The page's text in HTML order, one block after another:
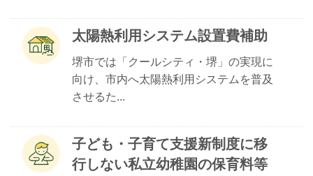
太陽熱利用システム設置費補助
堺市では「クールシティ・堺」の実現に
向け、市内へ太陽熱利用システムを普及
させるた...
子ども・子育て支援新制度に移
行しない私立幼稚園の保育料等